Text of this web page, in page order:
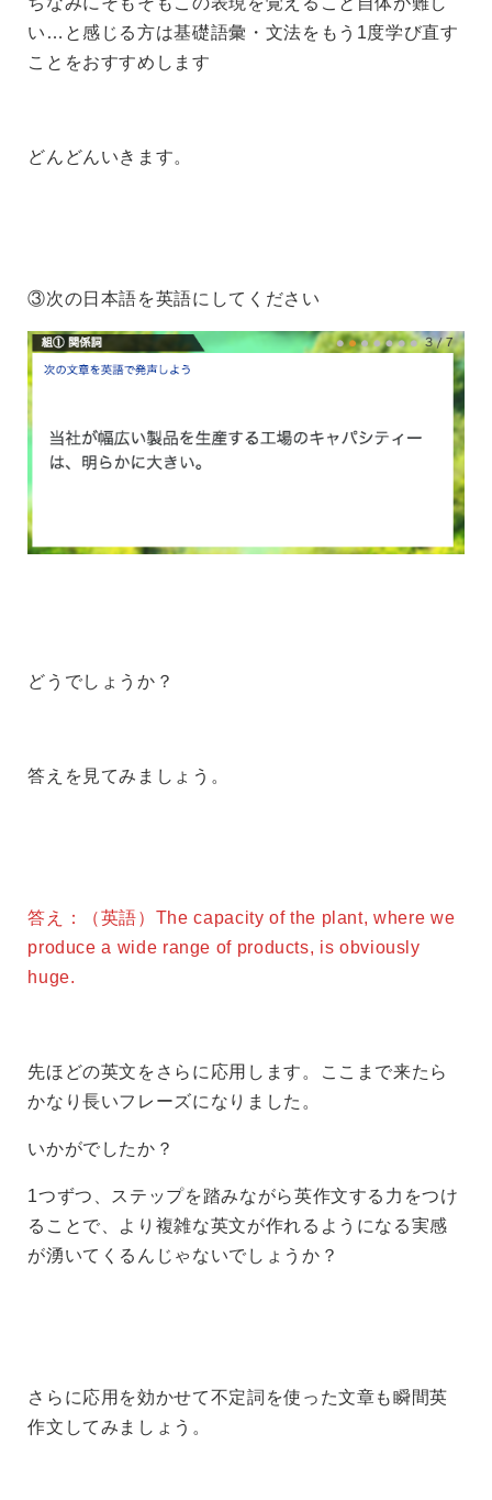
い…と感じる方は基礎語彙・文法をもう1度学び直す
ことをおすすめします
どんどんいきます。
③次の日本語を英語にしてください
どうでしょうか？
答えを見てみましょう。
答え：（英語）The capacity of the plant, where we
produce a wide range of products, is obviously
huge.
先ほどの英文をさらに応用します。ここまで来たら
かなり長いフレーズになりました。
いかがでしたか？
1つずつ、ステップを踏みながら英作文する力をつけ
ることで、より複雑な英文が作れるようになる実感
が湧いてくるんじゃないでしょうか？
さらに応用を効かせて不定詞を使った文章も瞬間英
作文してみましょう。